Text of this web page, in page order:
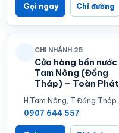
Gọi ngay Chỉ đường
CHI NHÁNH 25
Cửa hàng bồn nước
Tam Nông (Đồng
Tháp) – Toàn Phát
H.Tam Nông, T.Đồng Tháp
0907 644 557